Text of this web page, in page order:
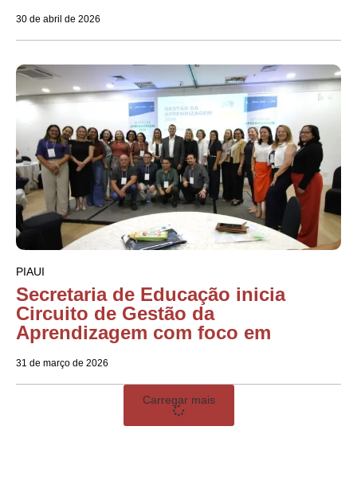
30 de abril de 2026
PIAUI
Secretaria de Educação inicia
Circuito de Gestão da
Aprendizagem com foco em
31 de março de 2026
Carregar mais